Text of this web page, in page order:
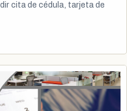
cita de cédula, tarjeta de